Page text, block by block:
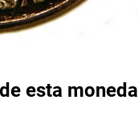
esta moneda